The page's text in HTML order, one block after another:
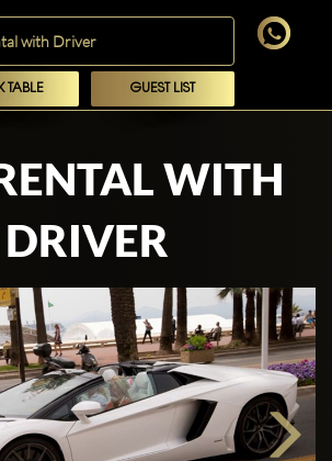
TABLE GUEST LIST
WITH
DRIVER